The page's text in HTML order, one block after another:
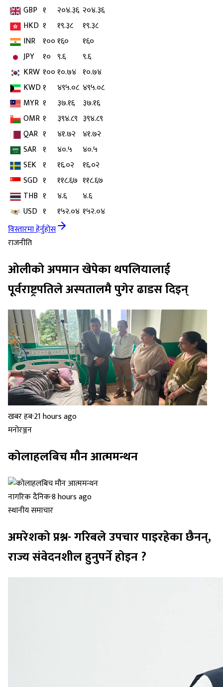
GBP १ २०४.३६ २०४.३६
HKD १ १९.३८
१९.३८
INR १००१६०
१६०
JPY
१० ९.६
९.६
KRW १००१०.७४ १०.७४
KWD१ ४९५.०८ ४९५.०८
MYR १ ३७.१६
३७.१६
OMR १ ३९४.८९ ३९४.८९
QAR १ ४१.७२ ४१.७२
SAR १ ४०.५
४०.५
SEK १ १६.०२
१६.०२
SGD १ ११८.६७ ११८.६७
THB १ ४.६
४.६
USD १ १५२.०४ १५२.०४
विस्तारमा हेर्नुहोस
राजनीति
ओलीको अपमान खेपेका थपलियालाई
पूर्वराष्ट्रपतिले अस्पतालमै पुगेर ढाडस दिइन्
खबर हब·21 hours ago
मनोरञ्जन
कोलाहलबिच मौन आत्ममन्थन
नागरिक दैनिक·8 hours ago
स्थानीय समाचार
अमरेशको प्रश्न- गरिबले उपचार पाइरहेका छैनन्,
राज्य संवेदनशील हुनुपर्ने होइन ?